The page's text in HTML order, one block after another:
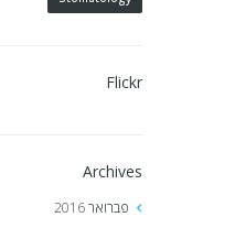
Flickr
Archives
פברואר2016